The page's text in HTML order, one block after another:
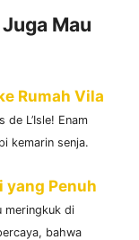
Mau
Rumah Vila
de L’Isle! Enam
kemarin senja.
yang Penuh
meringkuk di
bahwa